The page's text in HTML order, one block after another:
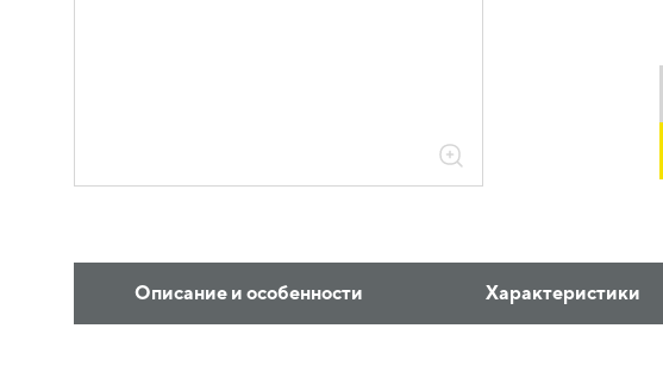
Описание и особенности Характеристики